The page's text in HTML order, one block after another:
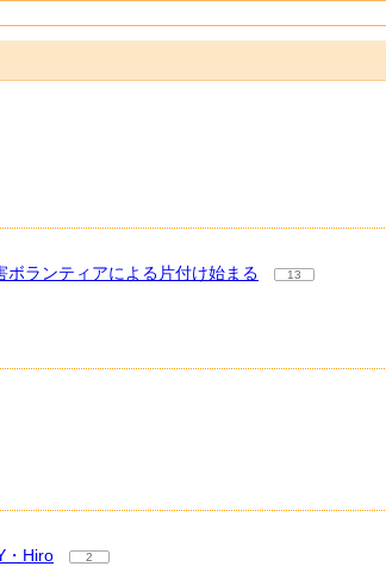
ランティアによる片付け始まる 13
・Hiro 2